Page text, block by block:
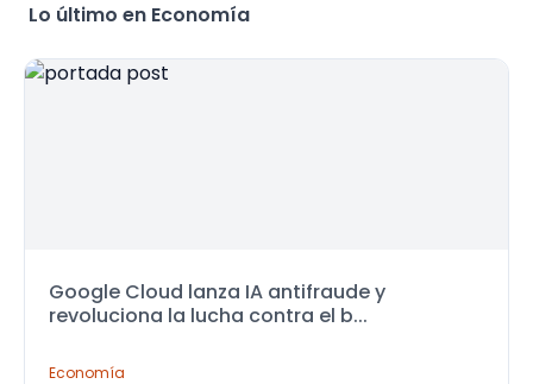
Lo último en Economía
Google Cloud lanza IA antifraude y
revoluciona la lucha contra el b...
Economía